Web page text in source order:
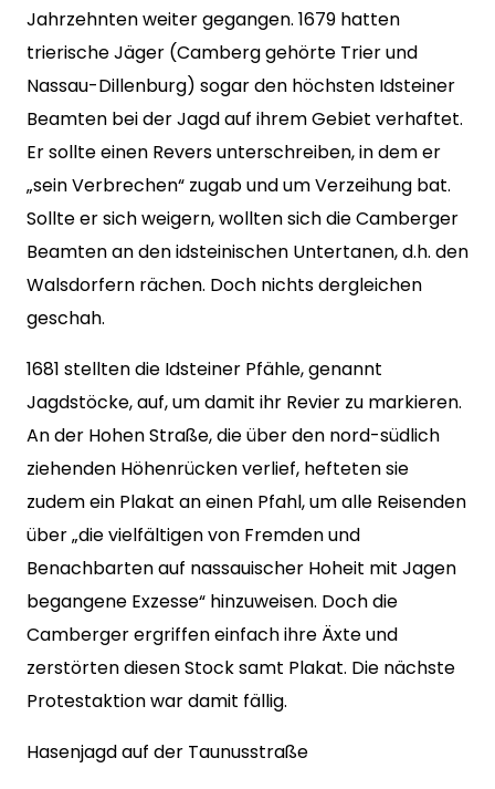
Jahrzehnten weiter gegangen. 1679 hatten
trierische Jäger (Camberg gehörte Trier und
Nassau-Dillenburg) sogar den höchsten Idsteiner
Beamten bei der Jagd auf ihrem Gebiet verhaftet.
Er sollte einen Revers unterschreiben, in dem er
„sein Verbrechen“ zugab und um Verzeihung bat.
Sollte er sich weigern, wollten sich die Camberger
Beamten an den idsteinischen Untertanen, d.h. den
Walsdorfern rächen. Doch nichts dergleichen
geschah.
1681 stellten die Idsteiner Pfähle, genannt
Jagdstöcke, auf, um damit ihr Revier zu markieren.
An der Hohen Straße, die über den nord-südlich
ziehenden Höhenrücken verlief, hefteten sie
zudem ein Plakat an einen Pfahl, um alle Reisenden
über „die vielfältigen von Fremden und
Benachbarten auf nassauischer Hoheit mit Jagen
begangene Exzesse“ hinzuweisen. Doch die
Camberger ergriffen einfach ihre Äxte und
zerstörten diesen Stock samt Plakat. Die nächste
Protestaktion war damit fällig.
Hasenjagd auf der Taunusstraße